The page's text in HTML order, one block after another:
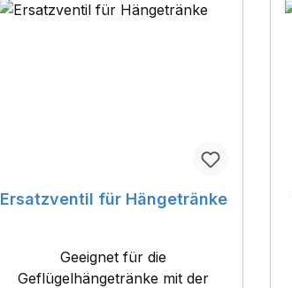
Ersatzventil für Hängetränke
Geeignet für die
Geflügelhängetränke mit der